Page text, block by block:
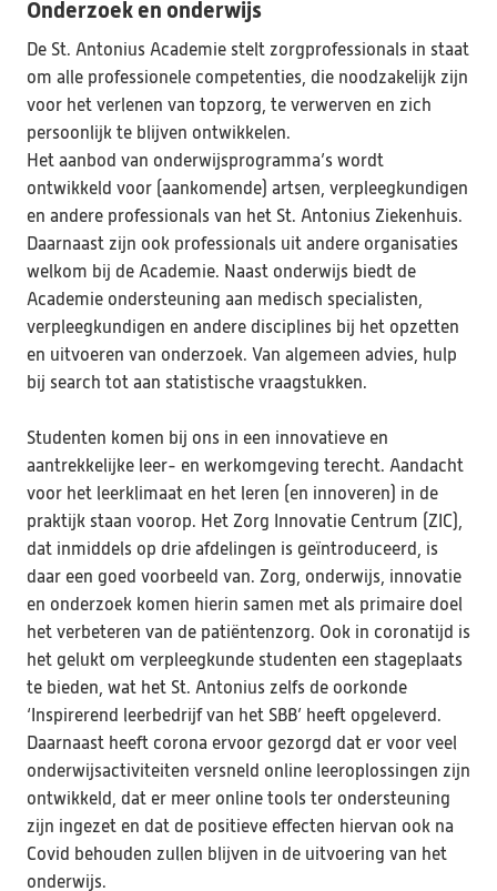
Onderzoek en onderwijs
De St. Antonius Academie stelt zorgprofessionals in staat
om alle professionele competenties, die noodzakelijk zijn
voor het verlenen van topzorg, te verwerven en zich
persoonlijk te blijven ontwikkelen.
Het aanbod van onderwijsprogramma’s wordt
ontwikkeld voor (aankomende) artsen, verpleegkundigen
en andere professionals van het St. Antonius Ziekenhuis.
Daarnaast zijn ook professionals uit andere organisaties
welkom bij de Academie. Naast onderwijs biedt de
Academie ondersteuning aan medisch specialisten,
verpleegkundigen en andere disciplines bij het opzetten
en uitvoeren van onderzoek. Van algemeen advies, hulp
bij search tot aan statistische vraagstukken.
Studenten komen bij ons in een innovatieve en
aantrekkelijke leer- en werkomgeving terecht. Aandacht
voor het leerklimaat en het leren (en innoveren) in de
praktijk staan voorop. Het Zorg Innovatie Centrum (ZIC),
dat inmiddels op drie afdelingen is geïntroduceerd, is
daar een goed voorbeeld van. Zorg, onderwijs, innovatie
en onderzoek komen hierin samen met als primaire doel
het verbeteren van de patiëntenzorg. Ook in coronatijd is
het gelukt om verpleegkunde studenten een stageplaats
te bieden, wat het St. Antonius zelfs de oorkonde
‘Inspirerend leerbedrijf van het SBB’ heeft opgeleverd.
Daarnaast heeft corona ervoor gezorgd dat er voor veel
onderwijsactiviteiten versneld online leeroplossingen zijn
ontwikkeld, dat er meer online tools ter ondersteuning
zijn ingezet en dat de positieve effecten hiervan ook na
Covid behouden zullen blijven in de uitvoering van het
onderwijs.